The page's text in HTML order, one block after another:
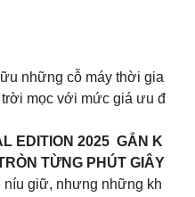
những cỗ máy thời gia
mọc với mức giá ưu đ
EDITION 2025 GẮN K
TỪNG PHÚT GIÂY
níu giữ, nhưng những kh